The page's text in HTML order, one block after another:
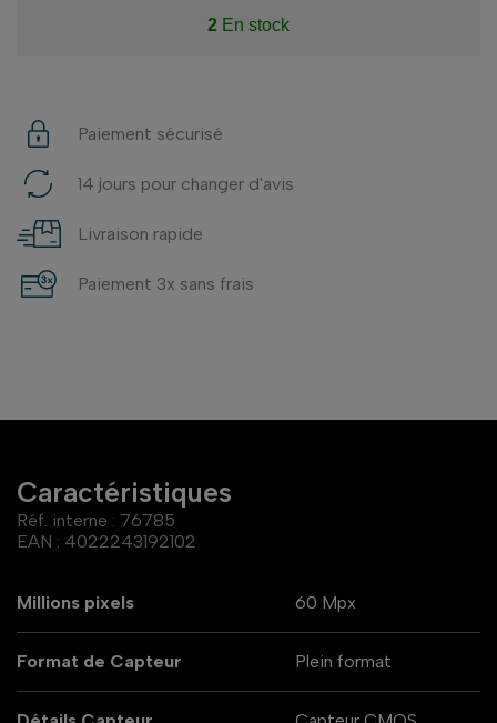
2 En stock
Paiement sécurisé
14 jours pour changer d'avis
Livraison rapide
Paiement 3x sans frais
Caractéristiques
Réf. interne : 76785
EAN : 4022243192102
Millions pixels 60 Mpx
Format de Capteur Plein format